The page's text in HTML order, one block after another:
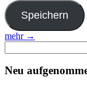
mehr →
nach:
Neu